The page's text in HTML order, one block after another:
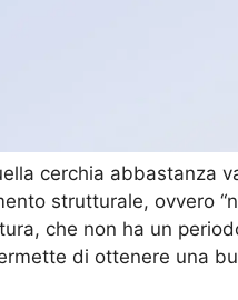
cerchia abbastanza
strutturale, ovvero
che non ha un
di ottenere una